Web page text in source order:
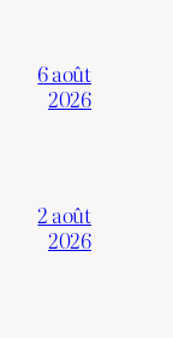
6 août
2026
2 août
2026